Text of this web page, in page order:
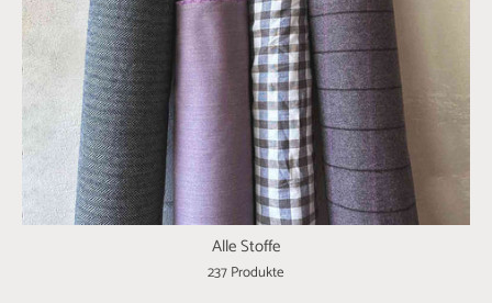
Alle Stoffe
237 Produkte